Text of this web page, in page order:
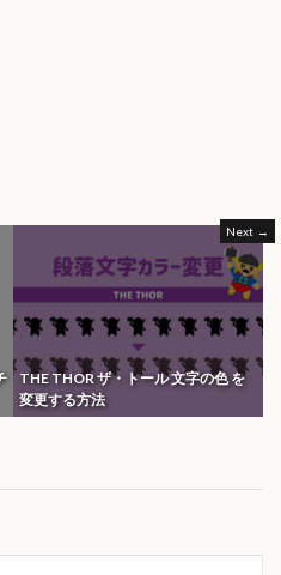
Next
THE THOR ザ・トール 文字の色 を
変更する方法